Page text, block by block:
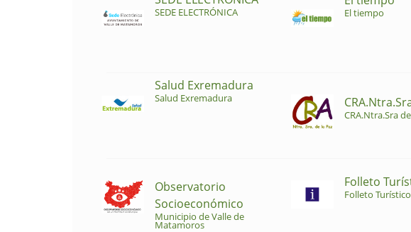
SEDE ELECTRÓNICA El tiempo
Salud Exremadura
Salud Exremadura
CRA.Ntra.Sra
Observatorio
Socioeconómico
Municipio de Valle de
Matamoros
Folleto
Folleto Turístico